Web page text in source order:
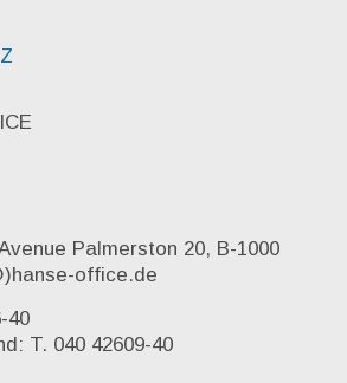
Palmerston 20, B-1000
office.de
40
T. 040 42609-40